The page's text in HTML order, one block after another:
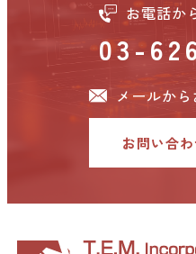
お電話か
03-
メールか
お問い合